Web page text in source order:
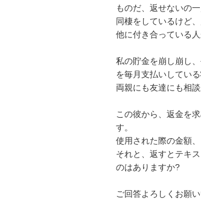
ものだ、返せないの
同棲をしているけど
他に付き合っている
私の貯金を崩し崩し
を毎月支払いしてい
両親にも友達にも相談
この彼から、返金を
す。
使用された際の金額
それと、返すとテキ
のはありますか?
ご回答よろしくお願い